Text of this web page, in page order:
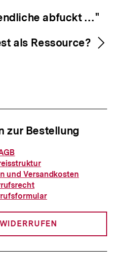
abfuckt …"
als Ressource?
zur Bestellung
Informationen
zur
Bestellung
und Versandkosten